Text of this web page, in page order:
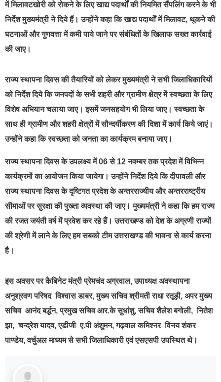
में मिलावटखोरी को रोकने के लिए खाद्य पदार्थों की नियमित सैंपलिंग करने के भी
निर्देश मुख्यमंत्री ने दिये हैं। उन्होंने कहा कि खाद्य पदार्थों में मिलावट, थूकने की
घटनाओं और गुणवत्ता में कमी पाये जाने पर संबंधितों के खिलाफ सख्त कार्रवाई
की जाए।
राज्य स्थापना दिवस की तैयारियों को लेकर मुख्यमंत्री ने सभी जिलाधिकारियों
को निर्देश दिये कि जनपदों के सभी शहरी और ग्रामीण क्षेत्र में स्वच्छता के लिए
विशेष अभियान चलाया जाए। इसमें जनसहयोग भी लिया जाए। स्वच्छता के
साथ ही ग्रामीण और शहरी क्षेत्रों में सौन्दर्यीकरण की दिशा में कार्य किये जाएं।
उन्होंने कहा कि स्वच्छता को जनता का कार्यक्रम बनाया जाए।
राज्य स्थापना दिवस के उपलक्ष्य में 06 से 12 नवम्बर तक प्रदेश में विभिन्न
कार्यक्रमों का आयोजन किया जायेगा। उन्होंने निर्देश दिये कि दीपावली और
राज्य स्थापना दिवस के दृष्टिगत प्रदेश के अन्तरराज्यीय और अन्तरराष्ट्रीय
सीमाओं पर सुरक्षा की पुख्ता व्यवस्था की जाए। मुख्यमंत्री ने कहा कि हम राज्य
की रजत जयंती वर्ष में प्रवेश कर रहे हैं। उत्तराखण्ड को देश के अग्रणी राज्यों
की श्रेणी में लाने के लिए हम सबको टीम उत्तराखण्ड की भावना से कार्य करना
है।
इस अवसर पर कैबिनेट मंत्री प्रेमचंद अग्रवाल, उपाध्यक्ष अवस्थापना
अनुश्रवण परिषद विश्वास डाबर, मुख्य सचिव श्रीमती राधा रतूड़ी, अपर मुख्य
सचिव आनंद बर्द्धन, प्रमुख सचिव आर.के सुधांशु, सचिव शैलेश बगोली, नितेश
झा, चन्द्रेश यादव, एडीजी ए.पी अंशुमन, गढ़वाल कमिश्नर विनय शंकर
पाण्डेय, वर्चुअल माध्यम से सभी जिलाधिकारी एवं एसएसपी उपस्थित थे।